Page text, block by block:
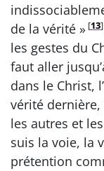
de la vérité » [13]
les gestes du
faut aller
dans le Christ,
vérité
les autres et
suis la voie, la
prétention